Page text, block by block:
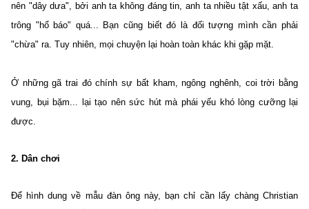
nên "dây dưa", bởi anh ta không đáng tin, anh ta nhiều tật xấu, anh ta
trông "hổ báo" quá... Bạn cũng biết đó là đối tượng mình cần phải
"chừa" ra. Tuy nhiên, mọi chuyện lại hoàn toàn khác khi gặp mặt.
Ở những gã trai đó chính sự bất kham, ngông nghênh, coi trời bằng
vung, bụi bặm... lại tạo nên sức hút mà phái yếu khó lòng cưỡng lại
được.
2. Dân chơi
Để hình dung về mẫu đàn ông này, bạn chỉ cần lấy chàng Christian